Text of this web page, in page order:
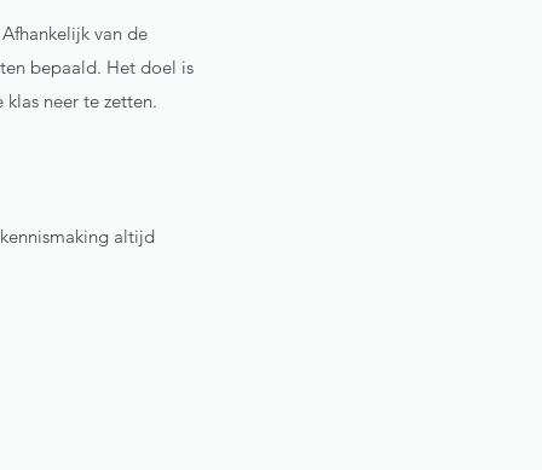
van de
bepaald. Het doel is
neer te zetten.
altijd